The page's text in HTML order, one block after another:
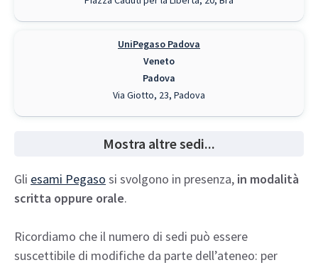
UniPegaso Padova
Veneto
Padova
Via Giotto, 23, Padova
Mostra altre sedi...
Gli esami Pegaso si svolgono in presenza, in modalità
scritta oppure orale.
Ricordiamo che il numero di sedi può essere
suscettibile di modifiche da parte dell’ateneo: per